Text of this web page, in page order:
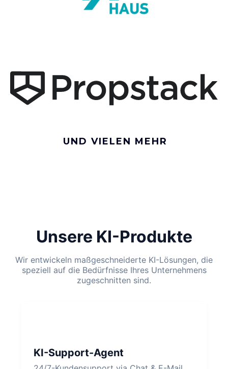
UND VIELEN MEHR
Unsere KI-Produkte
Wir entwickeln maßgeschneiderte KI-Lösungen, die
speziell auf die Bedürfnisse Ihres Unternehmens
zugeschnitten sind.
KI-Support-Agent